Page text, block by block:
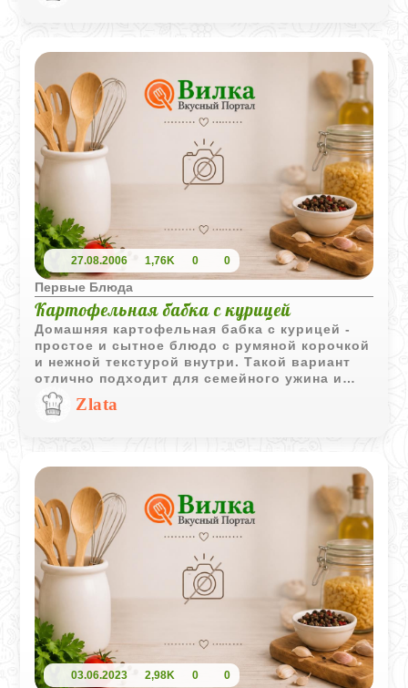
27.08.2006 1,76K 0 0
Первые Блюда
Картофельная бабка с курицей
Домашняя картофельная бабка с курицей -
простое и сытное блюдо с румяной корочкой
и нежной текстурой внутри. Такой вариант
отлично подходит для семейного ужина и
хорошо сочетается со сметаной, свежими
овощами или зеленью.
Zlata
03.06.2023 2,98K 0 0